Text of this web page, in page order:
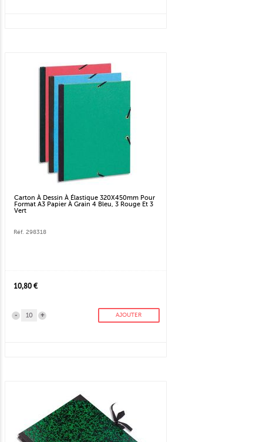
Carton À Dessin À Élastique 320X450mm Pour
Format A3 Papier À Grain 4 Bleu, 3 Rouge Et 3
Vert
Réf. 298318
10,80 €
+
- AJOUTER